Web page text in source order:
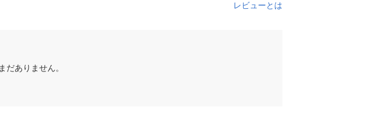
レビューとは
だありません。